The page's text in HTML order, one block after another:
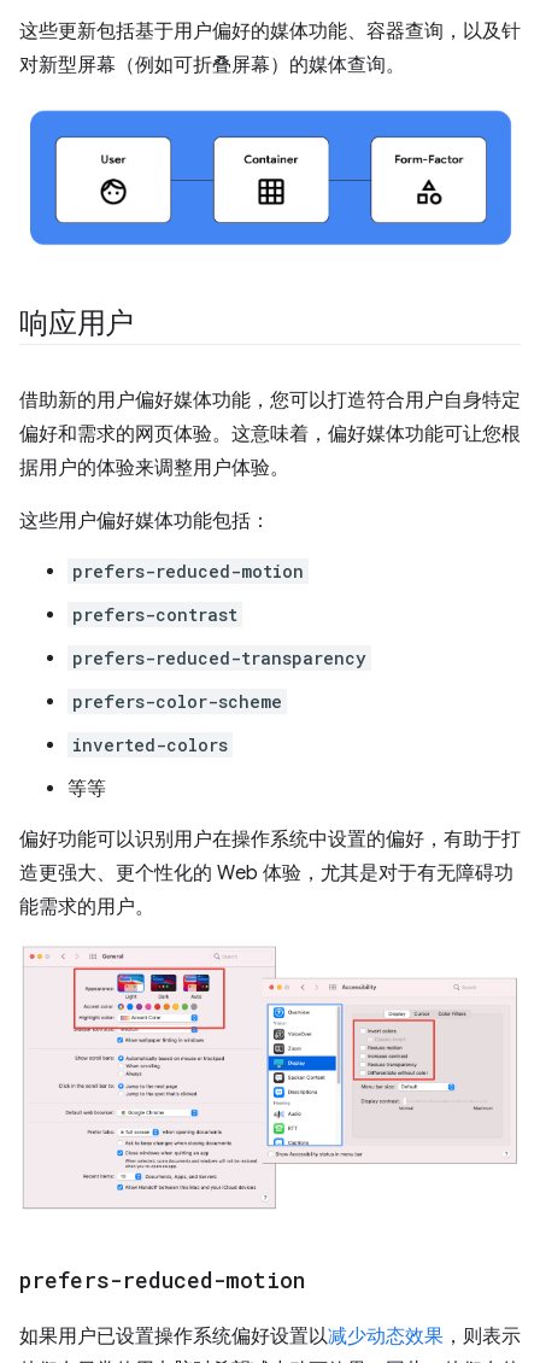
这些更新包括基于用户偏好的媒体功能、容器查询，以及针
对新型屏幕（例如可折叠屏幕）的媒体查询。
响应用户
借助新的用户偏好媒体功能，您可以打造符合用户自身特定
偏好和需求的网页体验。这意味着，偏好媒体功能可让您根
据用户的体验来调整用户体验。
这些用户偏好媒体功能包括：
prefers-reduced-motion
prefers-contrast
prefers-reduced-transparency
prefers-color-scheme
inverted-colors
等等
偏好功能可以识别用户在操作系统中设置的偏好，有助于打
造更强大、更个性化的 Web 体验，尤其是对于有无障碍功
能需求的用户。
prefers-reduced-motion
如果用户已设置操作系统偏好设置以减少动态效果 ，则表示